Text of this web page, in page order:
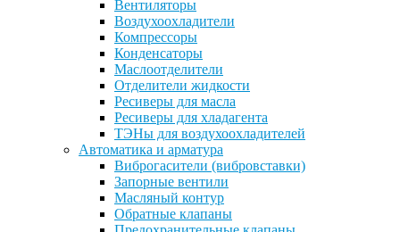
Вентиляторы
Воздухоохладители
Компрессоры
Конденсаторы
Маслоотделители
Отделители жидкости
Ресиверы для масла
Ресиверы для хладагента
ТЭНы для воздухоохладителей
Автоматика и арматура
Виброгасители (вибровставки)
Запорные вентили
Масляный контур
Обратные клапаны